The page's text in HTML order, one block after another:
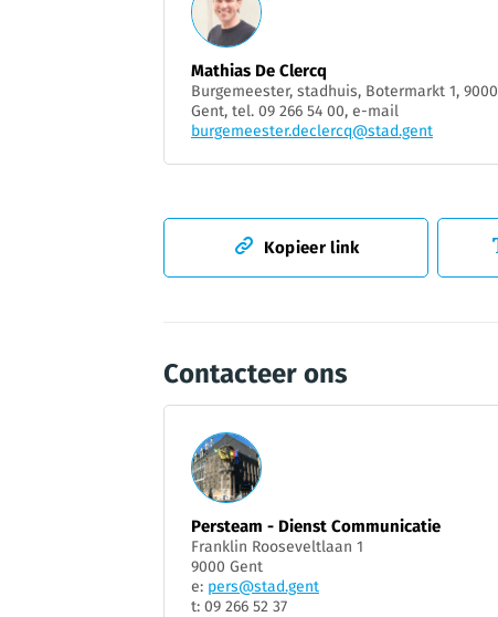
Mathias De Clercq
Burgemeester, stadhuis, Botermarkt 1, 9000
Gent, tel. 09 266 54 00, e-mail
burgemeester.declercq@stad.gent
Kopieer link
Contacteer ons
Persteam - Dienst Communicatie
Franklin Rooseveltlaan 1
9000 Gent
e: pers@stad.gent
t: 09 266 52 37